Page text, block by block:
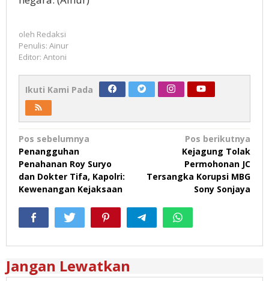
oleh Redaksi
Penulis: Ainur
Editor: Antoni
Ikuti Kami Pada
Navigasi
pos
Pos sebelumnya
Penangguhan
Penahanan Roy Suryo
dan Dokter Tifa, Kapolri:
Kewenangan Kejaksaan
Pos berikutnya
Kejagung Tolak
Permohonan JC
Tersangka Korupsi MBG
Sony Sonjaya
Jangan Lewatkan